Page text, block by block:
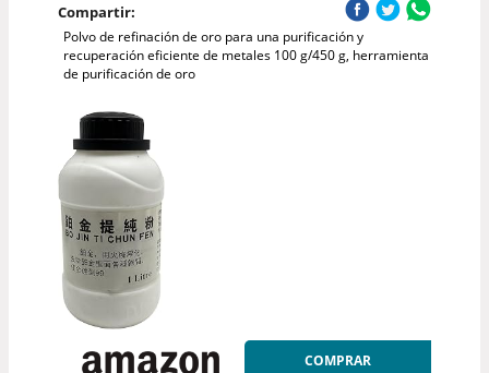
Compartir:
Polvo de refinación de oro para una purificación y
recuperación eficiente de metales 100 g/450 g, herramienta
de purificación de oro
COMPRAR